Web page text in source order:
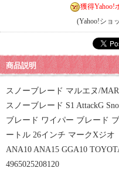
獲得Yahoo!
(Yahoo!ショ
商品説明
スノーブレード マルエヌ/
スノーブレード S1 AttackG
ブレード ワイパー ブレード
ートル 26インチ マークXジ
ANA10 ANA15 GGA10
4965025208120